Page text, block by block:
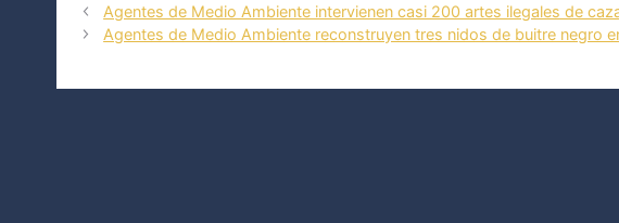
Agentes de Medio Ambiente intervienen casi 200 artes ilegales de
Agentes de Medio Ambiente reconstruyen tres nidos de buitre negro